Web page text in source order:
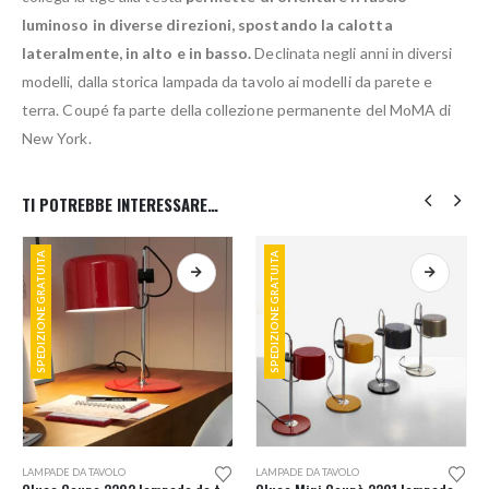
luminoso in diverse direzioni, spostando la calotta
lateralmente, in alto e in basso.Declinata negli anni in diversi
modelli, dalla storica lampada da tavolo ai modelli da parete e
terra. Coupé fa parte della collezione permanente del MoMA di
New York.
TI POTREBBE INTERESSARE…
SPEDIZIONE GRATUITA
Questo prodotto ha più varianti. Le opzioni possono essere scelte nella pagina del prodotto
LAMPADE DA TAVOLO
SPEDIZIONE GRATUITA
Questo prodotto ha più varianti. Le opzioni possono essere scelte nella pagina del prodotto
LAMPADE DA TAVOLO